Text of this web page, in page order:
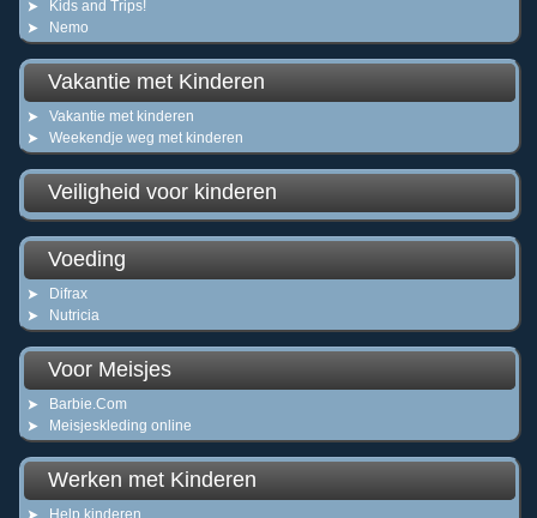
Kids and Trips!
Nemo
Vakantie met Kinderen
Vakantie met kinderen
Weekendje weg met kinderen
Veiligheid voor kinderen
Voeding
Difrax
Nutricia
Voor Meisjes
Barbie.Com
Meisjeskleding online
Werken met Kinderen
Help kinderen